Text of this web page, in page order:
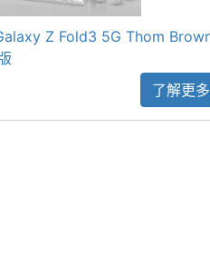
手機以外，這次聯名盒裝
皮革保護殼、專屬 Galaxy
設計蹤跡。其中
益彰。
6.2 inch
2316 x 904 pixels
Z Fold3 5G Thom
了解更多